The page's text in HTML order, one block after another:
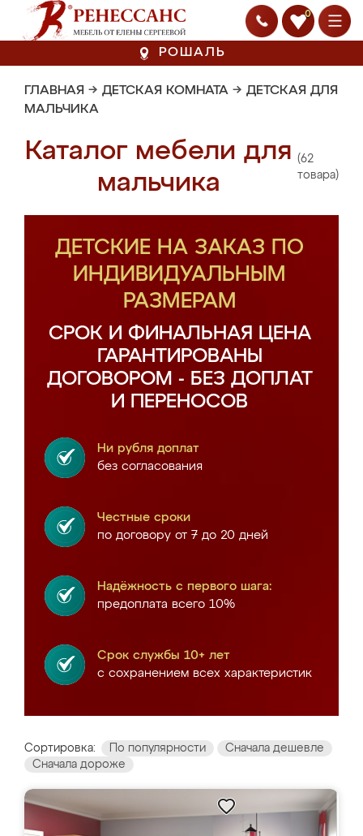
0
РОШАЛЬ
ГЛАВНАЯ → ДЕТСКАЯ КОМНАТА → ДЕТСКАЯ ДЛЯ
МАЛЬЧИКА
Каталог мебели для
мальчика
(62
товара)
ДЕТСКИЕ НА ЗАКАЗ ПО
ИНДИВИДУАЛЬНЫМ
РАЗМЕРАМ
СРОК И ФИНАЛЬНАЯ ЦЕНА
ГАРАНТИРОВАНЫ
ДОГОВОРОМ - БЕЗ ДОПЛАТ
И ПЕРЕНОСОВ
Ни рубля доплат
без согласования
Честные сроки
по договору от 7 до 20 дней
Надёжность с первого шага:
предоплата всего 10%
Срок службы 10+ лет
с сохранением всех характеристик
Сортировка: По популярности
Сначала дешевле
Сначала дороже